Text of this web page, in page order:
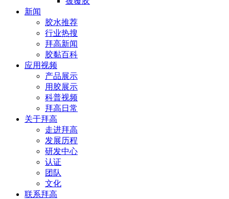
新闻
胶水推荐
行业热搜
拜高新闻
胶黏百科
应用视频
产品展示
用胶展示
科普视频
拜高日常
关于拜高
走进拜高
发展历程
研发中心
认证
团队
文化
联系拜高